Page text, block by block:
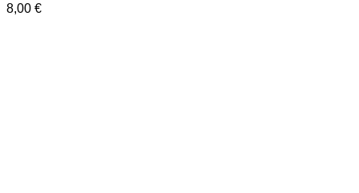
8,00 €